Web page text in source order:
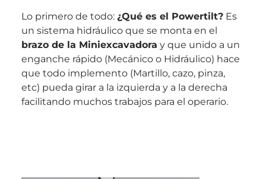
Lo primero de todo: ¿Qué es el Powertilt? Es
un sistema hidráulico que se monta en el
brazo de la Miniexcavadora y que unido a un
enganche rápido (Mecánico o Hidráulico) hace
que todo implemento (Martillo, cazo, pinza,
etc) pueda girar a la izquierda y a la derecha
facilitando muchos trabajos para el operario.